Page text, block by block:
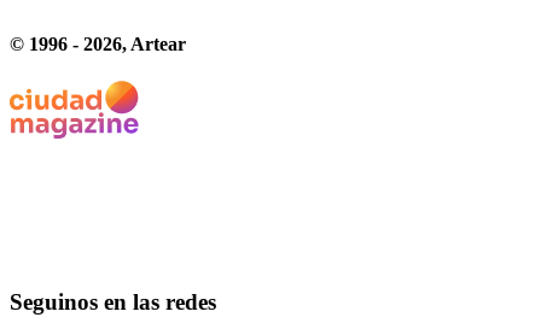
© 1996 - 2026, Artear
Seguinos en las redes